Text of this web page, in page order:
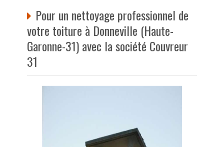
Pour un nettoyage professionnel de
votre toiture à Donneville (Haute-
Garonne-31) avec la société Couvreur
31